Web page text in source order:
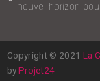
nouvel horizon
Copyright © 2021 La
byProjet24